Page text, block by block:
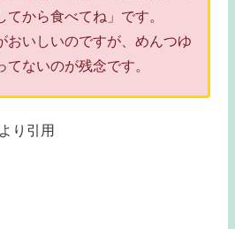
てから食べてね」です。
おいしいのですが、めんつゆ
ないのが残念です。
り引用